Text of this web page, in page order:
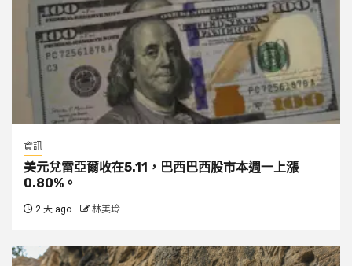
資訊
美元兌雷亞爾收在5.11，巴西巴西股市本週一上漲
0.80%。
2 天 ago 林美玲